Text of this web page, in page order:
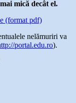
mică decât el.
(format pdf)
nelămuriri va
portal.edu.ro).